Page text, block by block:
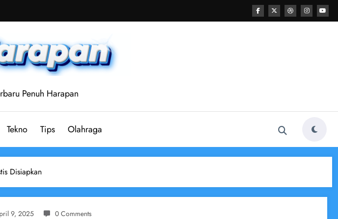
Penuh Harapan
Tekno Tips Olahraga
Disiapkan
9, 2025 0 Comments